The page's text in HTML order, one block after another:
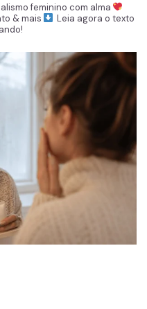
feminino com alma
& mais
Leia agora o texto